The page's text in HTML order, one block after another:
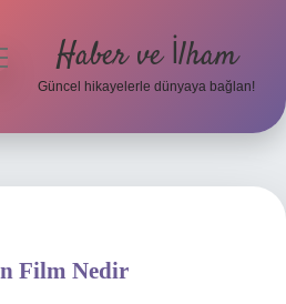
Haber ve İlham
Güncel hikayelerle dünyaya bağlan!
Film Nedir